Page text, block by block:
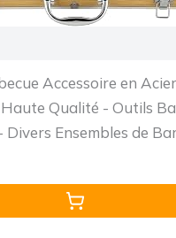
Accessoire en Acier
Qualité - Outils
Divers Ensembles de
Barbecue Kit